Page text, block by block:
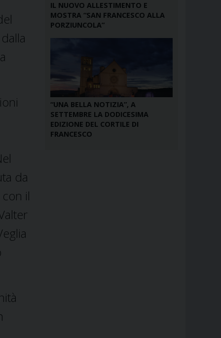
da
il
IL NUOVO ALLESTIMENTO E
MOSTRA “SAN FRANCESCO ALLA
PORZIUNCOLA”
“UNA BELLA NOTIZIA”, A
SETTEMBRE LA DODICESIMA
EDIZIONE DEL CORTILE DI
FRANCESCO